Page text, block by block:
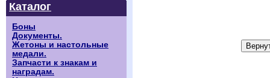
Каталог
Боны
Документы.
Жетоны и настольные
медали.
Запчасти к знакам и
наградам.